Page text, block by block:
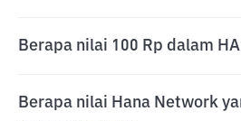
Berapa nilai 100 Rp dalam
Berapa nilai Hana Network